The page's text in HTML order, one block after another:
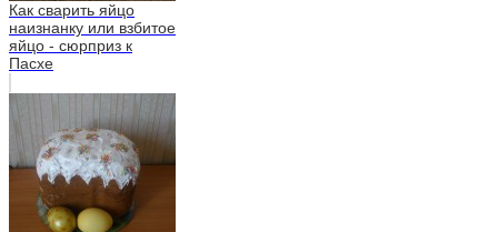
Как сварить яйцо
наизнанку или взбитое
яйцо - сюрприз к
Пасхе